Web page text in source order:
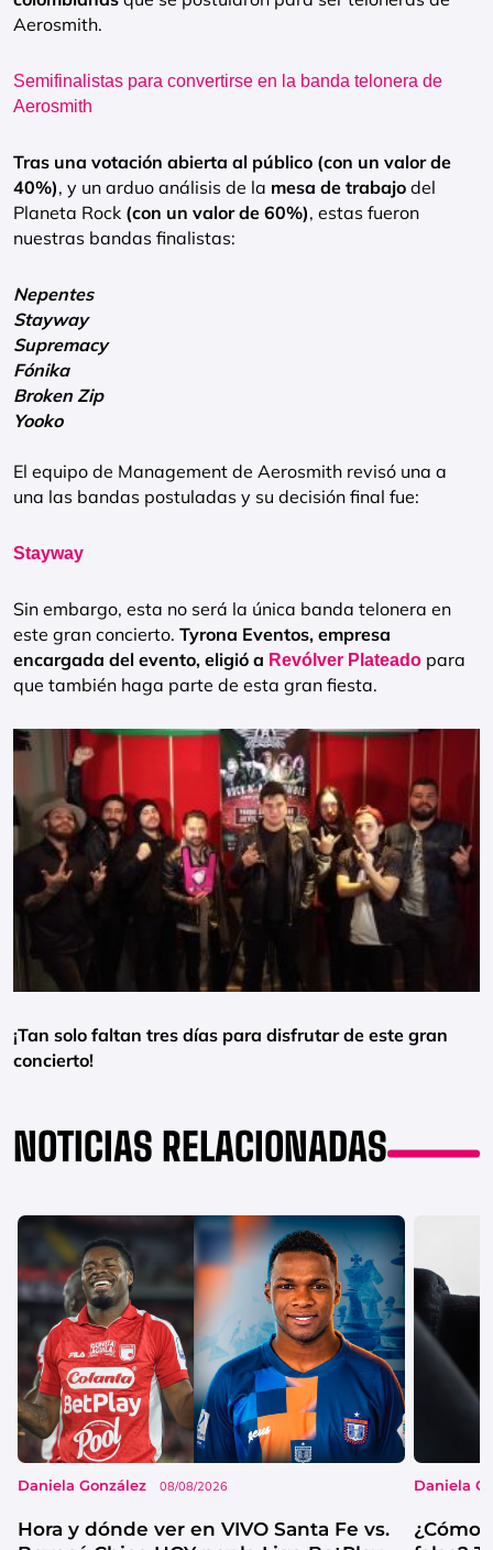
Aerosmith.
Semifinalistas para convertirse en la banda telonera de
Aerosmith
Tras una votación abierta al público (con un valor de
40%), y un arduo análisis de la mesa de trabajo del
Planeta Rock (con un valor de 60%), estas fueron
nuestras bandas finalistas:
Nepentes
Stayway
Supremacy
Fónika
Broken Zip
Yooko
El equipo de Management de Aerosmith revisó una a
una las bandas postuladas y su decisión final fue:
Stayway
Sin embargo, esta no será la única banda telonera en
este gran concierto. Tyrona Eventos, empresa
encargada del evento, eligió a Revólver Plateado para
que también haga parte de esta gran fiesta.
¡Tan solo faltan tres días para disfrutar de este gran
concierto!
NOTICIAS RELACIONADAS
Daniela González 08/08/2026
Hora y dónde ver en VIVO Santa Fe vs.
Daniela
¿Cómo